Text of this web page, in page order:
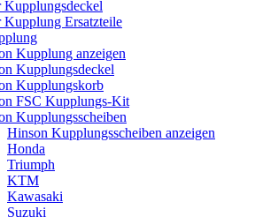
Kupplungsdeckel
Kupplung Ersatzteile
Kupplung anzeigen
Kupplungsdeckel
Kupplungskorb
FSC Kupplungs-Kit
Kupplungsscheiben
Hinson Kupplungsscheiben anzeigen
Honda
Triumph
KTM
Kawasaki
Suzuki